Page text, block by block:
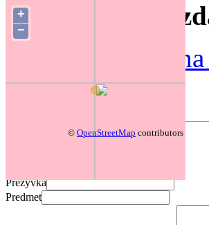
+
−
© OpenStreetMap contributors
Súradnice
Zmeniť polohu
Prezývka
Predmet